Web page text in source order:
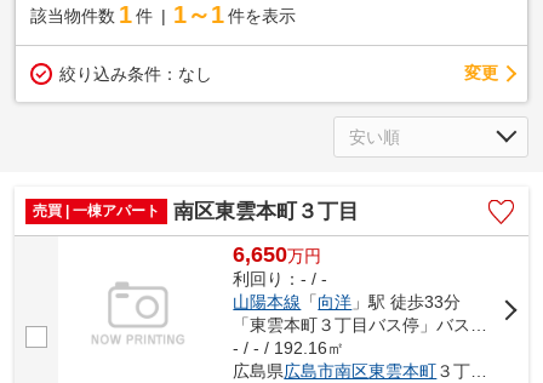
該当物件数 1件 1～1 件を表示
絞り込み条件： なし 変更
売買 | 一棟アパート 南区東雲本町３丁目
6,650万円
利回り：- / -
山陽本線 「向洋 」駅 徒歩33分
- / - / 192.16㎡
広島県広島市南区東雲本町３丁目6-